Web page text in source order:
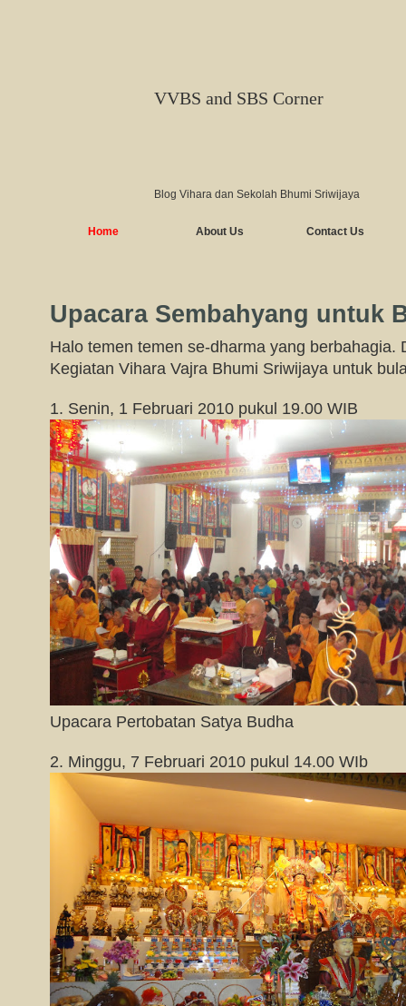
VVBS and SBS Corner
Blog Vihara dan Sekolah Bhumi Sriwijaya
Home About Us Contact Us
Upacara Sembahyang untuk
Halo temen temen se-dharma yang berbahagia.
Kegiatan Vihara Vajra Bhumi Sriwijaya untuk
1. Senin, 1 Februari 2010 pukul 19.00 WIB
Upacara Pertobatan Satya Budha
2. Minggu, 7 Februari 2010 pukul 14.00 WIb